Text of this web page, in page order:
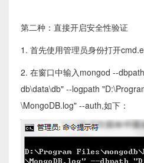
第二种：直接开启安全性验证
1. 首先使用管理员身份打开
2. 在窗口中输入mongod --
db\data\db" --logpath
\MongoDB.log" --auth,如下：